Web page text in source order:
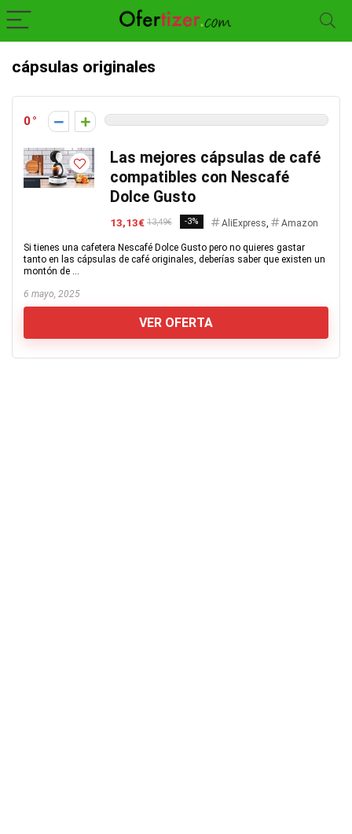
cápsulas originales
0
Las mejores cápsulas de café
compatibles con Nescafé
Dolce Gusto
13,13€ 13,49€ -3% AliExpress, Amazon
Si tienes una cafetera Nescafé Dolce Gusto pero no quieres gastar
tanto en las cápsulas de café originales, deberías saber que existen un
montón de ...
6 mayo, 2025
VER OFERTA